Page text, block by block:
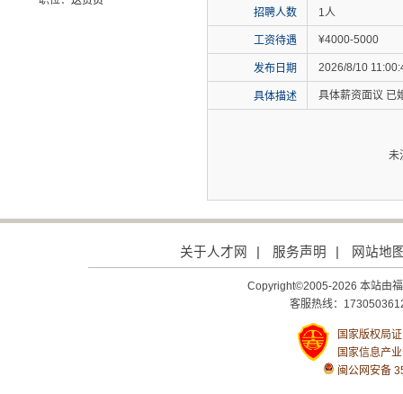
招聘人数 1人
工资待遇 ¥4000-5000
发布日期 2026/8/10
具体描述 具体薪资面议 已
未
关于人才网 服务声明 网站地
Copyright©2005-2026 本站由
客服热线：
国家版权局
国家信息产
闽公网安备